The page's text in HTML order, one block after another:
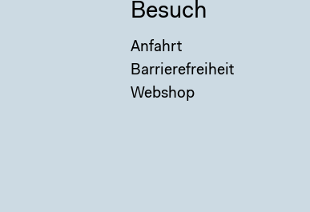
Besuch
Anfahrt
Barrierefreiheit
Webshop